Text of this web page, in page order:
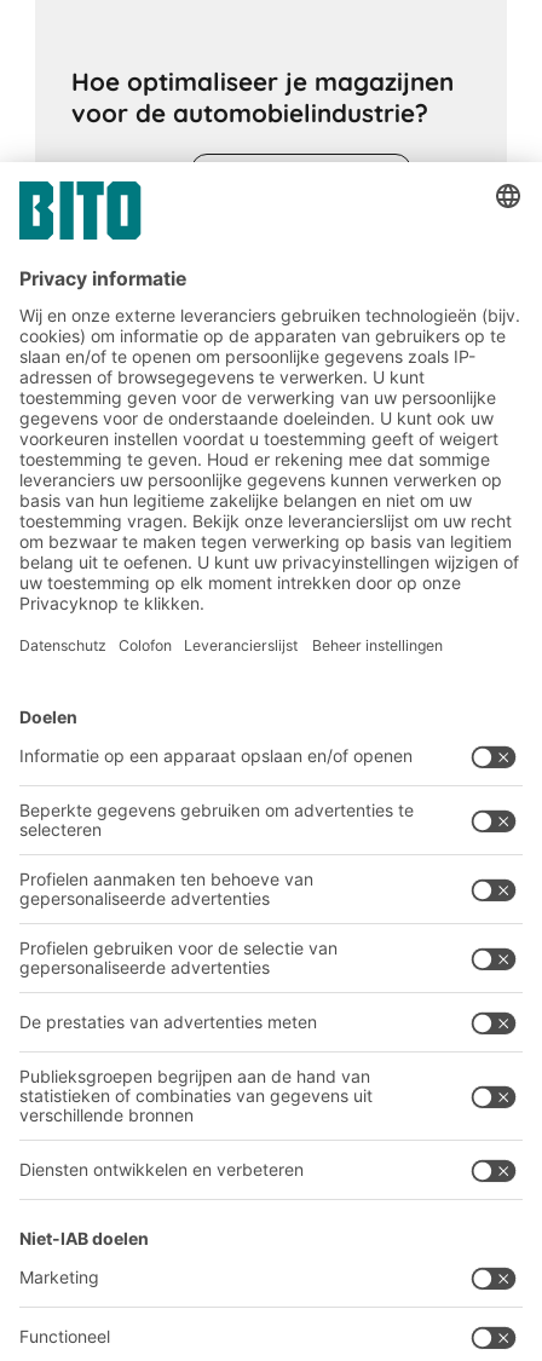
Hoe optimaliseer je magazijnen
voor de automobielindustrie?
25.06.2025 LOGISTIEKE KNOWHOW
De automobielsector is een van de meest
gesynchroniseerde productielijnen, hoge
kwaliteitsnormen en wereldwijde
toeleveringsketens. Om magazijnen
optimaal in te richten, zijn maatwerk
opslagsystemen, intelligente automatisering
en duurzame processen essentieel.
BITO-oplossingen
Intralogistieke oplossingen
Bakken en bakken
Transportsystemen
Onze diensten
Contactformulier
Bedrijf
Over BITO
Ons wereldwijde netwerk
Volg ons
A
YOUR LIFE.
030 711 30 90